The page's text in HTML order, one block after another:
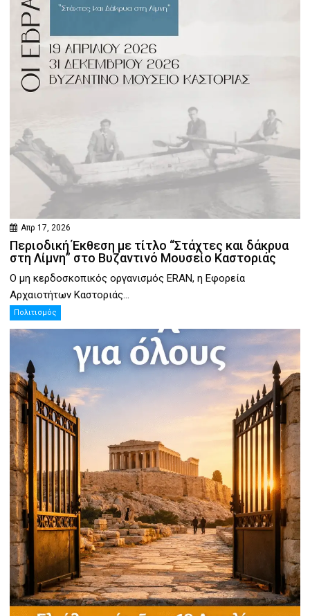
Απρ 17, 2026
Περιοδική Έκθεση με τίτλο “Στάχτες και δάκρυα
στη Λίμνη” στο Βυζαντινό Μουσείο Καστοριάς
Ο μη κερδοσκοπικός οργανισμός ERAN, η Εφορεία
Αρχαιοτήτων Καστοριάς...
Πολιτισμός